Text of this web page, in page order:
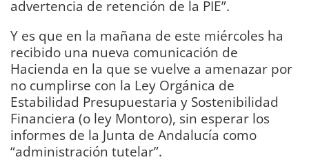
advertencia de retención de la PIE”.
Y es que en la mañana de este miércoles ha
recibido una nueva comunicación de
Hacienda en la que se vuelve a amenazar por
no cumplirse con la Ley Orgánica de
Estabilidad Presupuestaria y Sostenibilidad
Financiera (o ley Montoro), sin esperar los
informes de la Junta de Andalucía como
“administración tutelar”.